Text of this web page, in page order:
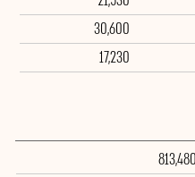
30,600
17,230
813,480